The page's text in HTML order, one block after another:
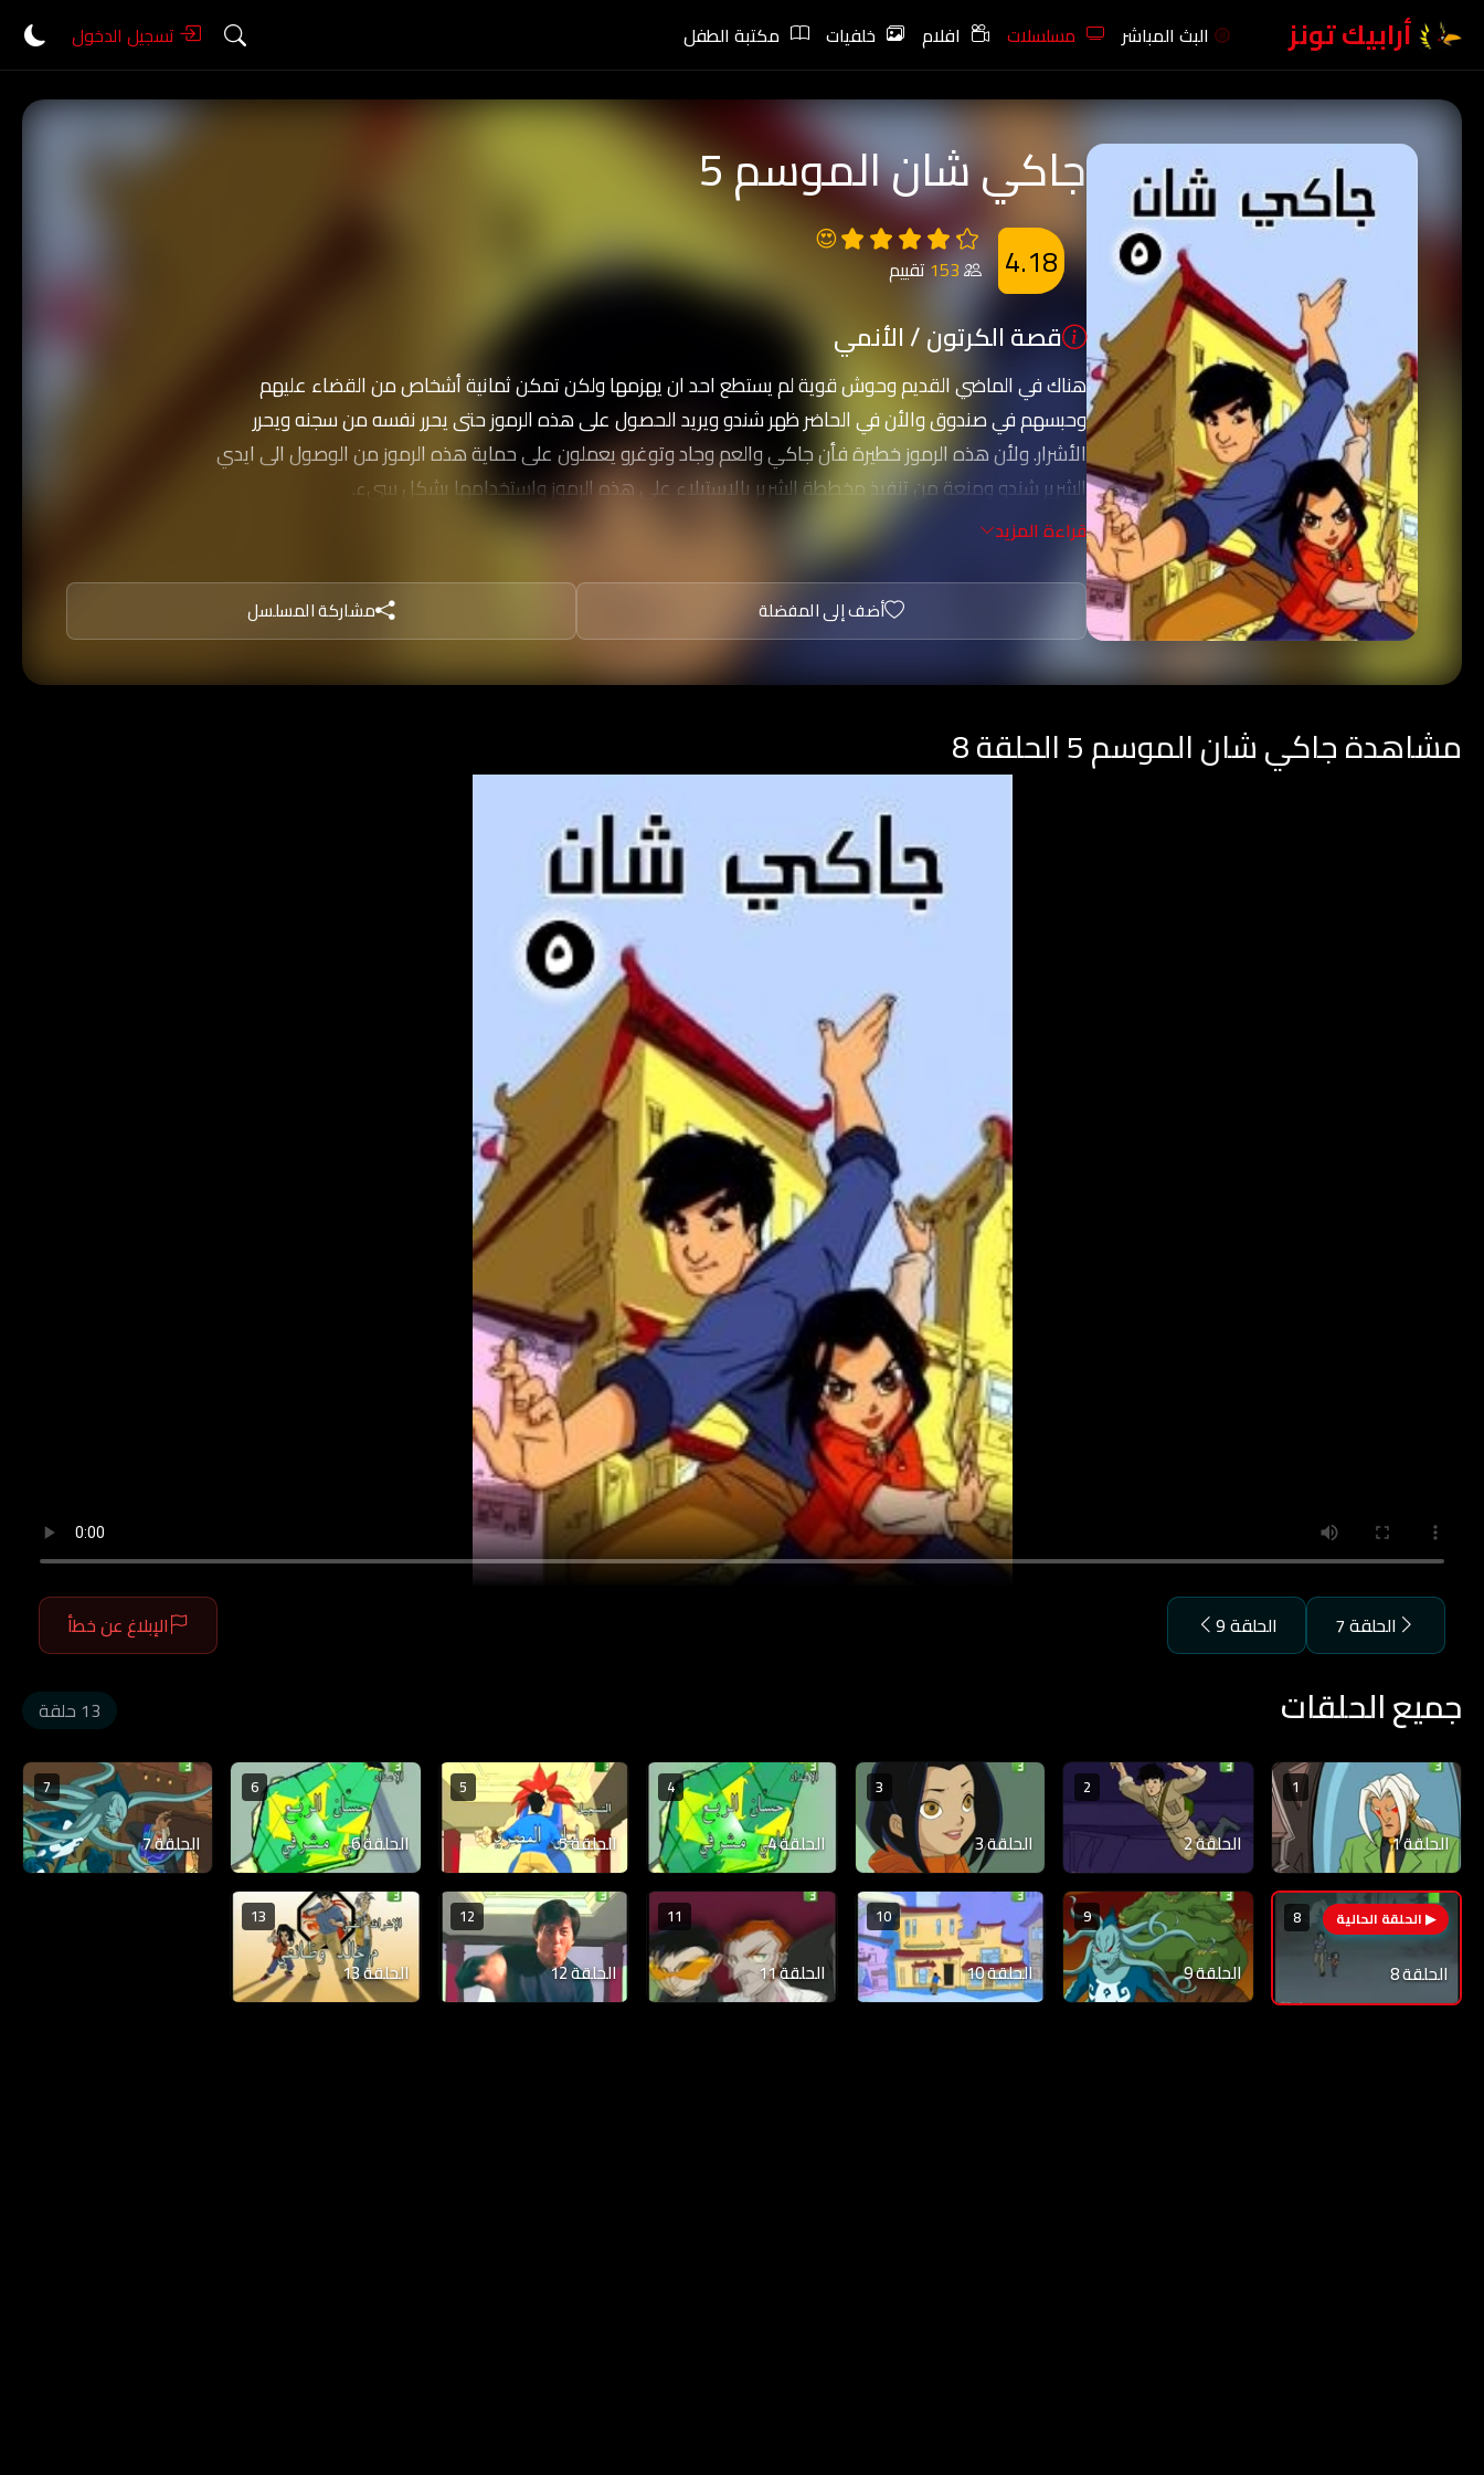
أرابيك تونز البث المباشر مسلسلات افلام خلفيات مكتبة الطفل تسجيل الدخول
جاكي شان الموسم 5
😍
153تقييم 4.18
قصة الكرتون / الأنمي
هناك في الماضي القديم وحوش قوية لم يستطع احد ان يهزمها ولكن تمكن ثمانية أشخاص من القضاء عليهم
وحبسهم في صندوق والأن في الحاضر ظهر شندو ويريد الحصول على هذه الرموز حتى يحرر نفسه من سجنه ويحرر
الأشرار. ولأن هذه الرموز خطيرة فأن جاكي والعم وجاد وتوغرو يعملون على حماية هذه الرموز من الوصول الى ايدي
الشرير شندو ومنعة من تنفيذ مخططة الشرير بالاستيلاء على هذه الرموز واستخدامها بشكل سىء.
قراءة المزيد
أضف إلى المفضلة مشاركة المسلسل
مشاهدة جاكي شان الموسم 5 الحلقة 8
الحلقة 7 الحلقة 9 الإبلاغ عن خطأ
جميع الحلقات 13 حلقة
1
الحلقة 1
2
الحلقة 2
3
الحلقة 3
4
الحلقة 4
5
الحلقة 5
6
الحلقة 6
7
الحلقة 7
8
الحلقة 8
9
الحلقة 9
10
الحلقة 10
11
الحلقة 11
12
الحلقة 12
13
الحلقة 13